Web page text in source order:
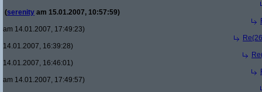
(serenity am 15.01.2007, 10:57:59)
am 14.01.2007, 17:49:23)
14.01.2007, 16:39:28)
14.01.2007, 16:46:01)
am 14.01.2007, 17:49:57)